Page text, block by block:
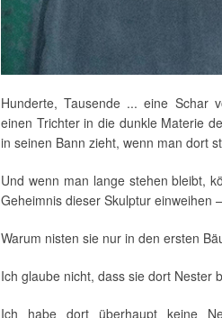
Hunderte, Tausende ... eine Schar
einen Trichter in die dunkle Materie
in seinen Bann zieht, wenn man dort
Und wenn man lange stehen bleibt,
Geheimnis dieser Skulptur einweihen
Warum nisten sie nur in den ersten
Ich glaube nicht, dass sie dort Nester
Ich habe dort überhaupt keine